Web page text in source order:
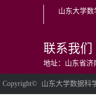
山东大学数
联系我们
地址：山东省济
Copyright© 山东大学数据科